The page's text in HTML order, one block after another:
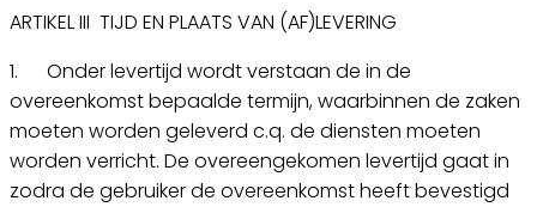
ARTIKEL III TIJD EN PLAATS VAN (AF)LEVERING
1. Onder levertijd wordt verstaan de in de
overeenkomst bepaalde termijn, waarbinnen de zaken
moeten worden geleverd c.q. de diensten moeten
worden verricht. De overeengekomen levertijd gaat in
zodra de gebruiker de overeenkomst heeft bevestigd